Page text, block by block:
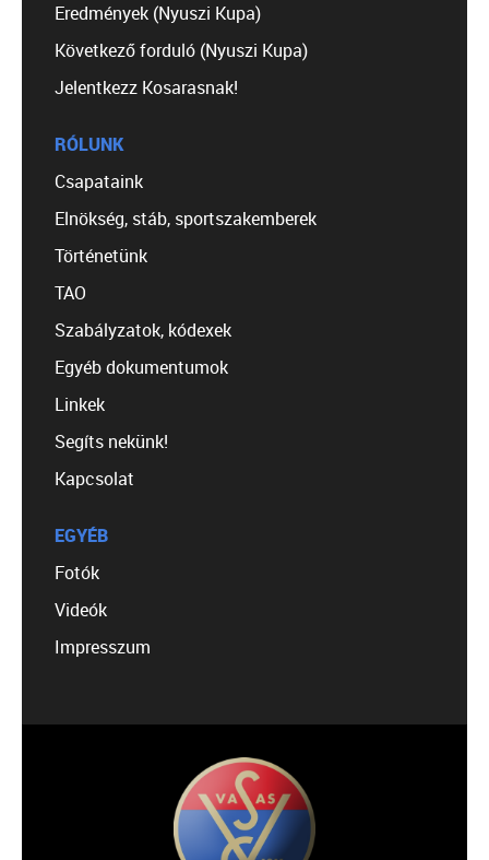
Eredmények (Nyuszi Kupa)
Következő forduló (Nyuszi Kupa)
Jelentkezz Kosarasnak!
RÓLUNK
Csapataink
Elnökség, stáb, sportszakemberek
Történetünk
TAO
Szabályzatok, kódexek
Egyéb dokumentumok
Linkek
Segíts nekünk!
Kapcsolat
EGYÉB
Fotók
Videók
Impresszum